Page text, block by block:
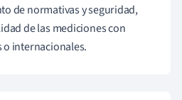
de normativas y seguridad,
de las mediciones con
o internacionales.